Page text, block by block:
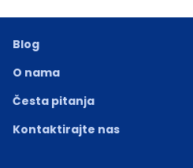
Blog
O nama
Česta pitanja
Kontaktirajte nas